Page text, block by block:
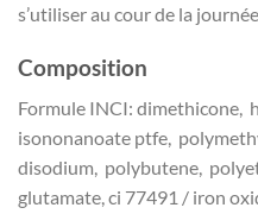
s’utiliser au cour de la
Composition
Formule INCI: dimethicone,
isononanoate ptfe,
disodium, polybutene,
glutamate, ci 77491 / iron